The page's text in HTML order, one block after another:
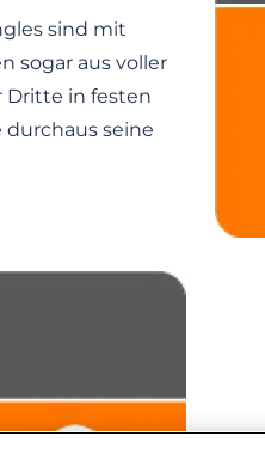
sind mit
sogar aus voller
Dritte in festen
seine